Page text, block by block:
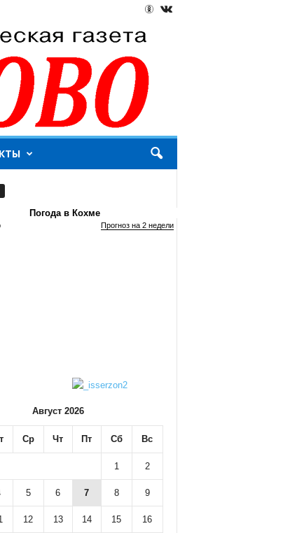
Погода в Кохме
Прогноз на 2 недели
Август 2026
Ср Чт Пт Сб Вс
1 2
5 6 7 8 9
12 13 14 15 16